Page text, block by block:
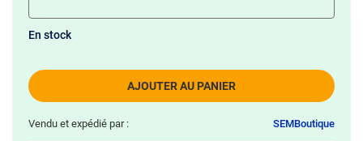
AJOUTER AU PANIER
En stock
Vendu et expédié par : SEMBoutique